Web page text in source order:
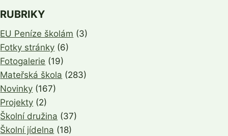
RUBRIKY
EU Peníze školám (3)
Fotky stránky (6)
Fotogalerie (19)
Mateřská škola (283)
Novinky (167)
Projekty (2)
Školní družina (37)
Školní jídelna (18)